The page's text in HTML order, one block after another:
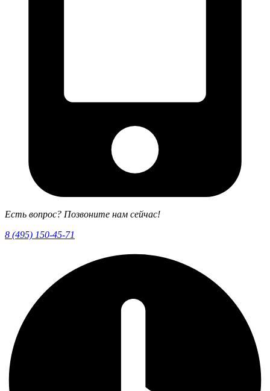
Есть вопрос? Позвоните нам сейчас!
8 (495) 150-45-71